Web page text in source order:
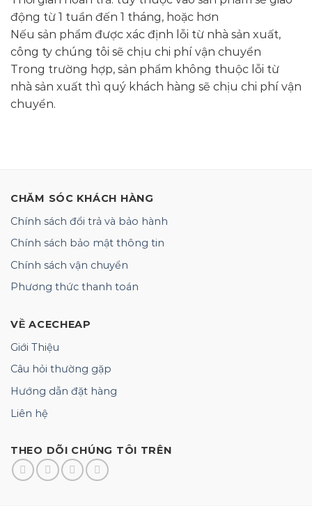
động từ 1 tuần đến 1 tháng, hoặc hơn
Nếu sản phẩm được xác định lỗi từ nhà sản xuất,
công ty chúng tôi sẽ chịu chi phí vận chuyển
Trong trường hợp, sản phẩm không thuộc lỗi từ
nhà sản xuất thì quý khách hàng sẽ chịu chi phí vận
chuyển.
CHĂM SÓC KHÁCH HÀNG
Chính sách đổi trả và bảo hành
Chính sách bảo mật thông tin
Chính sách vận chuyển
Phương thức thanh toán
VỀ ACECHEAP
Giới Thiệu
Câu hỏi thường gặp
Hướng dẫn đặt hàng
Liên hệ
THEO DÕI CHÚNG TÔI TRÊN